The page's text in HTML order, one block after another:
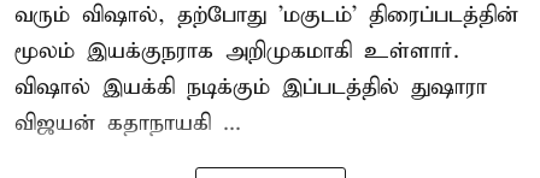
வரும் விஷால், தற்போது 'மகுடம்' திரைப்படத்தின்
மூலம் இயக்குநராக அறிமுகமாகி உள்ளார்.
விஷால் இயக்கி நடிக்கும் இப்படத்தில் துஷாரா
விஜயன் கதாநாயகி ...